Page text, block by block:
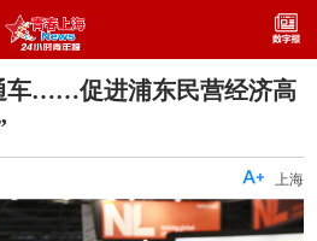
车……促进浦东民营经济高
上海
